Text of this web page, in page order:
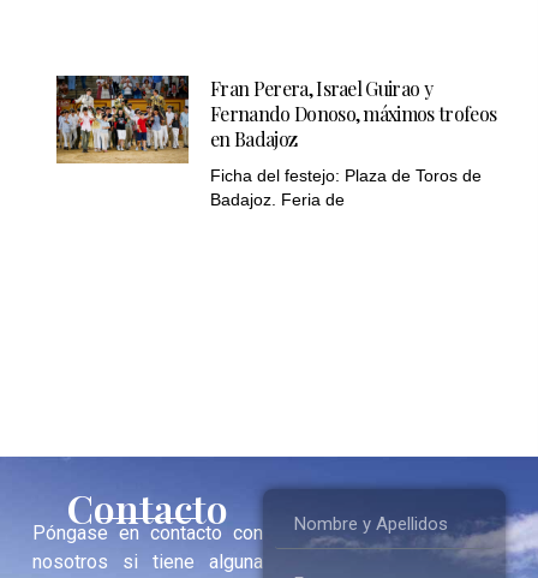
Fran Perera, Israel Guirao y
Fernando Donoso, máximos trofeos
en Badajoz
Ficha del festejo: Plaza de Toros de
Badajoz. Feria de
Contacto
Póngase en contacto con
nosotros si tiene alguna